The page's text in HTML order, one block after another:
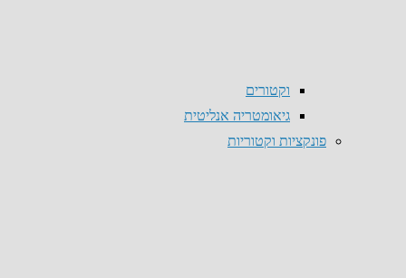
וקטורים
גיאומטריה אנליטית
פונקציות וקטוריות